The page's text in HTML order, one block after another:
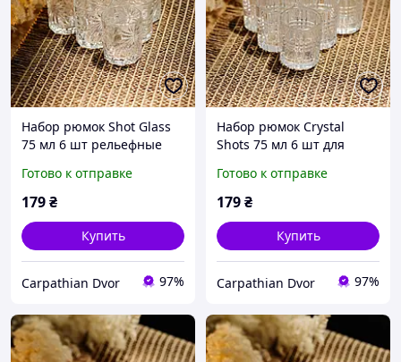
Набор рюмок Shot Glass
75 мл 6 шт рельефные
водки виски и шотов
Готово к отправке
179₴
Купить
Carpathian Dvor 97%
Набор рюмок Crystal
Shots 75 мл 6 шт для
напитков стеклянные
стопки
Готово к отправке
179₴
Купить
Carpathian Dvor 97%